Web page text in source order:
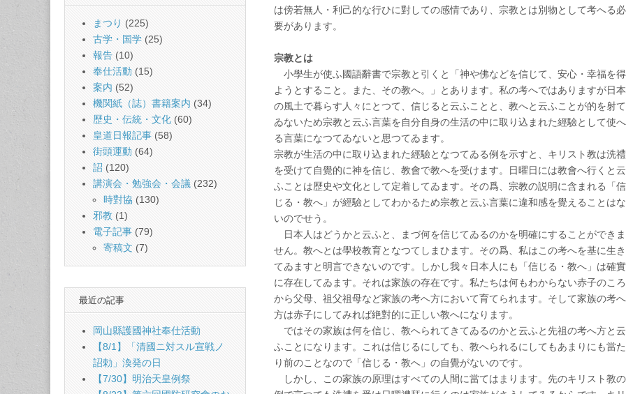
は傍若無人・利己的な行ひに對しての感情であり、宗教とは別物として考へる必
要があります。
宗教とは
小學生が使ふ國語辭書で宗教と引くと「神や佛などを信じて、安心・幸福を得
ようとすること。また、その教へ。」とあります。私の考へではありますが日本
の風土で暮らす人々にとつて、信じると云ふことと、教へと云ふことが的を射て
ゐないため宗教と云ふ言葉を自分自身の生活の中に取り込まれた經驗として使へ
る言葉になつてゐないと思つてゐます。
宗教が生活の中に取り込まれた經驗となつてゐる例を示すと、キリスト教は洗禮
を受けて自覺的に神を信じ、教會で教へを受けます。日曜日には教會へ行くと云
ふことは歴史や文化として定着してゐます。その爲、宗教の説明に含まれる「信
じる・教へ」が經驗としてわかるため宗教と云ふ言葉に違和感を覺えることはな
いのでせう。
日本人はどうかと云ふと、まづ何を信じてゐるのかを明確にすることができま
せん。教へとは學校教育となつてしまひます。その爲、私はこの考へを基に生き
てゐますと明言できないのです。しかし我々日本人にも「信じる・教へ」は確實
に存在してゐます。それは家族の存在です。私たちは何もわからない赤子のころ
から父母、祖父祖母など家族の考へ方において育てられます。そして家族の考へ
方は赤子にしてみれば絶對的に正しい教へになります。
ではその家族は何を信じ、教へられてきてゐるのかと云ふと先祖の考へ方と云
ふことになります。これは信じるにしても、教へられるにしてもあまりにも當た
り前のことなので「信じる・教へ」の自覺がないのです。
しかし、この家族の原理はすべての人間に當てはまります。先のキリスト教の
まつり (225)
古学・国学 (25)
報告 (10)
奉仕活動 (15)
案内 (52)
機関紙（誌）書籍案内 (34)
歴史・伝統・文化 (60)
皇道日報記事 (58)
街頭運動 (64)
詔 (120)
講演会・勉強会・会議 (232)
時對協 (130)
邪教 (1)
電子記事 (79)
寄稿文 (7)
最近の記事
岡山縣護國神社奉仕活動
【8/1】「清國ニ対スル宣戦ノ
詔勅」渙発の日
【7/30】明治天皇例祭